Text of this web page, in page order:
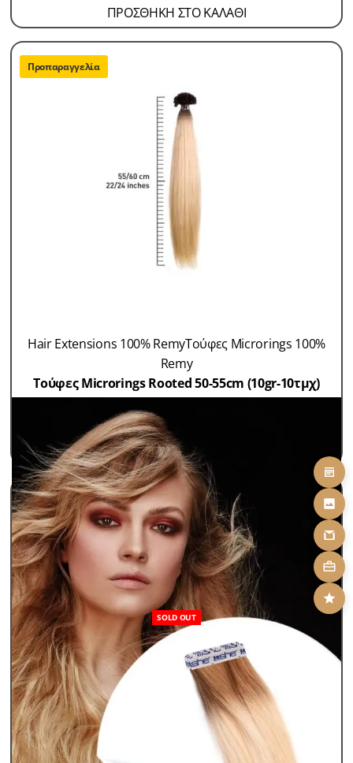
ΠΡΟΣΘΗΚΗ ΣΤΟ ΚΑΛΑΘΙ
Hair Extensions 100% RemyΤούφες Microrings 100%
Remy
Τούφες Microrings Rooted 50-55cm (10gr-10τμχ)
Προπαραγγελία
SKU: HEX 8018RMIC
24,00
ΠΡΟΣΘΗΚΗ ΣΤΟ ΚΑΛΑΘΙ
SOLD OUT